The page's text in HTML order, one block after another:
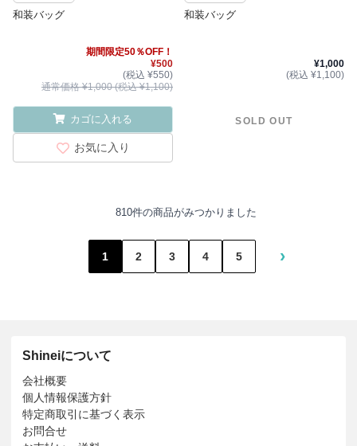
和装バッグ
期間限定50％OFF！
¥500
(税込 ¥550)
通常価格 ¥1,000 (税込 ¥1,100)
カゴに入れる
お気に入り
和装バッグ
¥1,000
(税込 ¥1,100)
SOLD OUT
810件の商品がみつかりました
1 2 3 4 5 ›
Shineiについて
会社概要
個人情報保護方針
特定商取引に基づく表示
お問合せ